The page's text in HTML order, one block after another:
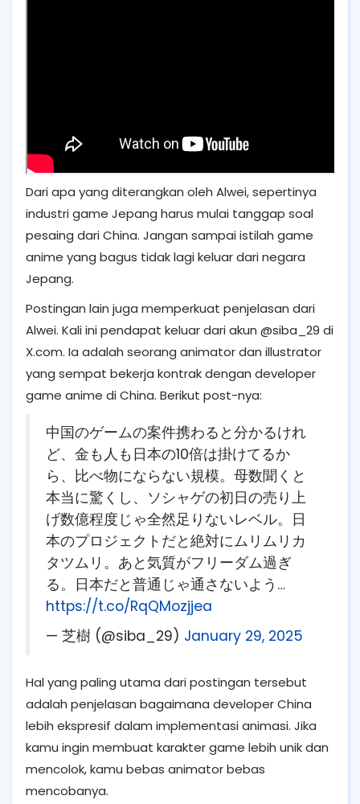
Dari apa yang diterangkan oleh Alwei, sepertinya
industri game Jepang harus mulai tanggap soal
pesaing dari China. Jangan sampai istilah game
anime yang bagus tidak lagi keluar dari negara
Jepang.
Postingan lain juga memperkuat penjelasan dari
Alwei. Kali ini pendapat keluar dari akun @siba_29 di
X.com. Ia adalah seorang animator dan illustrator
yang sempat bekerja kontrak dengan developer
game anime di China. Berikut post-nya:
中国のゲームの案件携わると分かるけれ
ど、金も人も日本の10倍は掛けてるか
ら、比べ物にならない規模。母数聞くと
本当に驚くし、ソシャゲの初日の売り上
げ数億程度じゃ全然足りないレベル。日
本のプロジェクトだと絶対にムリムリカ
タツムリ。あと気質がフリーダム過ぎ
る。日本だと普通じゃ通さないよう…
https://t.co/RqQMozjjea
— 芝樹 (@siba_29) January 29, 2025
Hal yang paling utama dari postingan tersebut
adalah penjelasan bagaimana developer China
lebih ekspresif dalam implementasi animasi. Jika
kamu ingin membuat karakter game lebih unik dan
mencolok, kamu bebas animator bebas
mencobanya.